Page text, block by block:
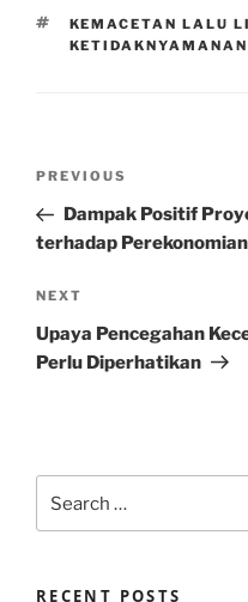
TAGS
KEMACETAN LALU
Previous
Post
PREVIOUS
Dampak Positif
terhadap
Next
Post
NEXT
Upaya Pencegahan
Perlu Diperhatikan
for:
RECENT POSTS